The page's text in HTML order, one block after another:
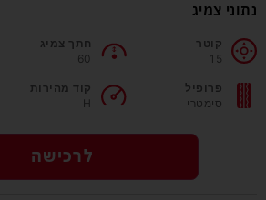
נתוני צמיג
קוטר
15
חתך צמיג
60
פרופיל
סימטרי
קוד מהירות
H
לרכישה